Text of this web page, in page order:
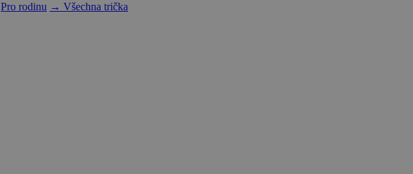
Pro rodinu → Všechna trička